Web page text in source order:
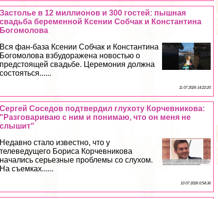
Застолье в 12 миллионов и 300 гостей: пышная
свадьба беременной Ксении Собчак и Константина
Богомолова
Вся фан-база Ксении Собчак и Константина
Богомолова взбудоражена новостью о
предстоящей свадьбе. Церемония должна
состояться......
11 07 2026 14:22:20
Сергeй Соседов подтвердил глухоту Корчевникова:
"Разговариваю с ним и понимаю, что он меня не
слышит"
Недавно стало известно, что у
телеведущего Бориса Корчевникова
начались серьезные проблемы со слухом.
На съемках......
10 07 2026 0:54:36